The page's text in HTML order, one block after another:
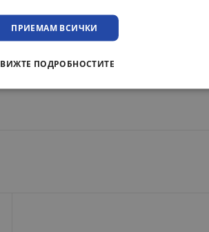
ПРИЕМАМ ВСИЧКИ
ВИЖТЕ ПОДРОБНОСТИТЕ